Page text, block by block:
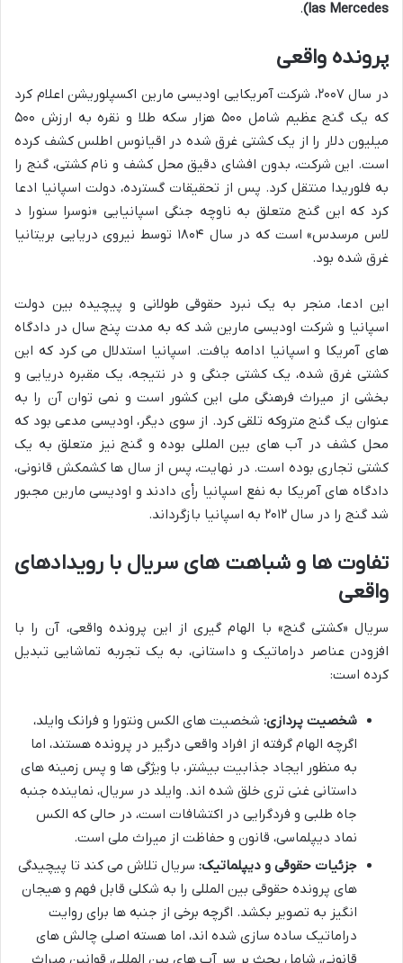
las Mercedes)
.
پرونده واقعی
در سال ۲۰۰۷، شرکت آمریکایی اودیسی مارین اکسپلوریشن اعلام کرد
که یک گنج عظیم شامل ۵۰۰ هزار سکه طلا و نقره به ارزش ۵۰۰
میلیون دلار را از یک کشتی غرق شده در اقیانوس اطلس کشف کرده
است. این شرکت، بدون افشای دقیق محل کشف و نام کشتی، گنج را
به فلوریدا منتقل کرد. پس از تحقیقات گسترده، دولت اسپانیا ادعا
کرد که این گنج متعلق به ناوچه جنگی اسپانیایی «نوسرا سنورا د
لاس مرسدس» است که در سال ۱۸۰۴ توسط نیروی دریایی بریتانیا
غرق شده بود.
این ادعا، منجر به یک نبرد حقوقی طولانی و پیچیده بین دولت
اسپانیا و شرکت اودیسی مارین شد که به مدت پنج سال در دادگاه
های آمریکا و اسپانیا ادامه یافت. اسپانیا استدلال می کرد که این
کشتی غرق شده، یک کشتی جنگی و در نتیجه، یک مقبره دریایی و
بخشی از میراث فرهنگی ملی این کشور است و نمی توان آن را به
عنوان یک گنج متروکه تلقی کرد. از سوی دیگر، اودیسی مدعی بود که
محل کشف در آب های بین المللی بوده و گنج نیز متعلق به یک
کشتی تجاری بوده است. در نهایت، پس از سال ها کشمکش قانونی،
دادگاه های آمریکا به نفع اسپانیا رأی دادند و اودیسی مارین مجبور
شد گنج را در سال ۲۰۱۲ به اسپانیا بازگرداند.
تفاوت ها و شباهت های سریال با رویدادهای
واقعی
سریال «کشتی گنج» با الهام گیری از این پرونده واقعی، آن را با
افزودن عناصر دراماتیک و داستانی، به یک تجربه تماشایی تبدیل
کرده است:
شخصیت پردازی: شخصیت های الکس ونتورا و فرانک وایلد،
اگرچه الهام گرفته از افراد واقعی درگیر در پرونده هستند، اما
به منظور ایجاد جذابیت بیشتر، با ویژگی ها و پس زمینه های
داستانی غنی تری خلق شده اند. وایلد در سریال، نماینده جنبه
جاه طلبی و فردگرایی در اکتشافات است، در حالی که الکس
نماد دیپلماسی، قانون و حفاظت از میراث ملی است.
جزئیات حقوقی و دیپلماتیک: سریال تلاش می کند تا پیچیدگی
های پرونده حقوقی بین المللی را به شکلی قابل فهم و هیجان
انگیز به تصویر بکشد. اگرچه برخی از جنبه ها برای روایت
دراماتیک ساده سازی شده اند، اما هسته اصلی چالش های
قانونی، شامل بحث بر سر آب های بین المللی، قوانین میراث